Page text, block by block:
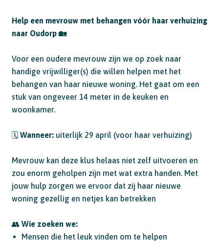
Help een mevrouw met behangen vóór haar verhuizing
naar Oudorp 🏡
Voor een oudere mevrouw zijn we op zoek naar
handige vrijwilliger(s) die willen helpen met het
behangen van haar nieuwe woning. Het gaat om een
stuk van ongeveer 14 meter in de keuken en
woonkamer.
🗓 Wanneer: uiterlijk 29 april (voor haar verhuizing)
Mevrouw kan deze klus helaas niet zelf uitvoeren en
zou enorm geholpen zijn met wat extra handen. Met
jouw hulp zorgen we ervoor dat zij haar nieuwe
woning gezellig en netjes kan betrekken
👥 Wie zoeken we:
Mensen die het leuk vinden om te helpen